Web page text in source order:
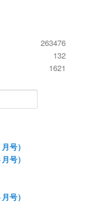
263476
132
1621
号）
号）
号）